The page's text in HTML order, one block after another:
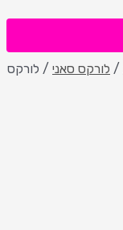
/ לורקס סאני / לורקס